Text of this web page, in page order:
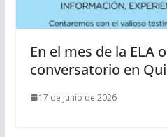
En el mes de la ELA
conversatorio en
17 de junio de 2026